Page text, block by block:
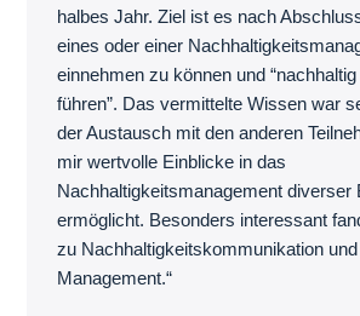
halbes Jahr. Ziel ist es nach
eines oder einer
einnehmen zu können und
führen”. Das vermittelte Wissen war
der Austausch mit den anderen
mir wertvolle Einblicke in das
Nachhaltigkeitsmanagement diverser
ermöglicht. Besonders interessant
zu Nachhaltigkeitskommunikation
Management.“